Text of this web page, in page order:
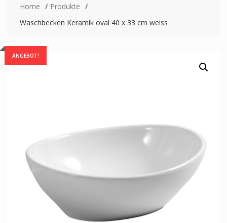
Home
Produkte
Waschbecken Keramik oval 40 x 33 cm weiss
ANGEBOT!